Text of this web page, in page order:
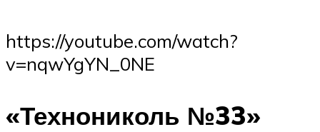
https://youtube.com/watch?
v=nqwYgYN_0NE
«Технониколь №33»